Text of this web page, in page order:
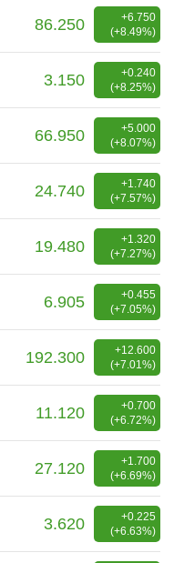
+6.750
(+8.49%)
86.250
+0.240
(+8.25%)
3.150
+5.000
(+8.07%)
66.950
+1.740
(+7.57%)
24.740
+1.320
(+7.27%)
19.480
+0.455
(+7.05%)
6.905
+12.600
(+7.01%)
192.300
+0.700
(+6.72%)
11.120
+1.700
(+6.69%)
27.120
+0.225
(+6.63%)
3.620